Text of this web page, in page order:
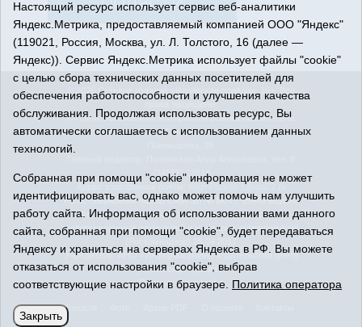
© 2026 Сетевое издание «Ишимская правда». 16+. Все
права защищены.
© При использовании материалов ссылка обязательна.
Адрес редакции: 627750 Тюменская область, г. Ишим, ул.
(34551) 23814
Адрес электронной почты:
IshimPravda-1@obl72.ru
Регистрационный номер СМИ Эл № ФС77-69445 выдано
Федеральной службой по надзору в сфере связи,
информационных технологий и массовых коммуникаций
Учредитель: АНО «Информационно-издательский центр
«Ишимская правда».
Политика оператора
Новости
Настоящий ресурс использует сервис веб-аналитики
Яндекс.Метрика, предоставляемый компанией ООО "Яндекс"
(119021, Россия, Москва, ул. Л. Толстого, 16 (далее —
Яндекс)). Сервис Яндекс.Метрика использует файлы "cookie"
с целью сбора технических данных посетителей для
обеспечения работоспособности и улучшения качества
обслуживания. Продолжая использовать ресурс, Вы
автоматически соглашаетесь с использованием данных
технологий.
Собранная при помощи "cookie" информация не может
идентифицировать вас, однако может помочь нам улучшить
работу сайта. Информация об использовании вами данного
сайта, собранная при помощи "cookie", будет передаваться
Яндексу и храниться на серверах Яндекса в РФ. Вы можете
отказаться от использования "cookie", выбрав
соответствующие настройки в браузере. Политика оператора
Закрыть